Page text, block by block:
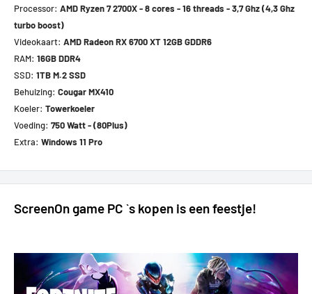
Processor: AMD Ryzen 7 2700X - 8 cores - 16 threads - 3,7 Ghz (4,3 Ghz
turbo boost)
Videokaart: AMD Radeon RX 6700 XT 12GBGDDR6
RAM: 16GB DDR4
SSD: 1TB M.2 SSD
Behuizing: Cougar MX410
Koeler: Towerkoeler
Voeding: 750 Watt - (80Plus)
Extra: Windows 11 Pro
ScreenOn game PC `s kopen is een feestje!